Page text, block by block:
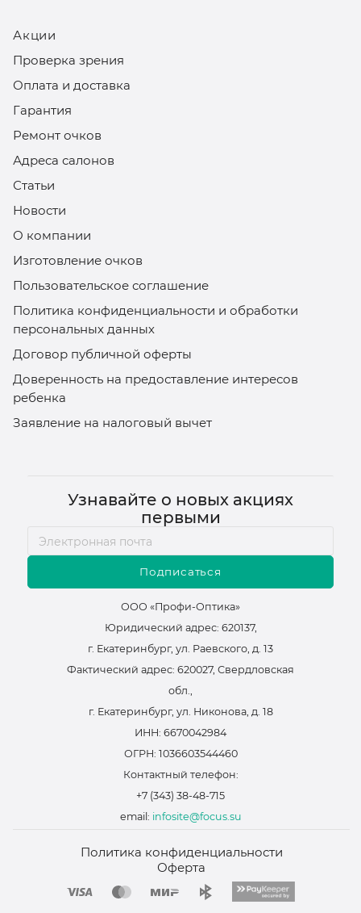
Акции
Проверка зрения
Оплата и доставка
Гарантия
Ремонт очков
Адреса салонов
Статьи
Новости
О компании
Изготовление очков
Пользовательское соглашение
Политика конфиденциальности и обработки
персональных данных
Договор публичной оферты
Доверенность на предоставление интересов
ребенка
Заявление на налоговый вычет
Узнавайте о новых акциях
первыми
Подписаться
ООО «Профи-Оптика»
Юридический адрес: 620137,
г. Екатеринбург, ул. Раевского, д. 13
Фактический адрес: 620027, Свердловская
обл.,
г. Екатеринбург, ул. Никонова, д. 18
ИНН: 6670042984
ОГРН: 1036603544460
Контактный телефон:
+7 (343) 38-48-715
email: infosite@focus.su
Политика конфиденциальности
Оферта